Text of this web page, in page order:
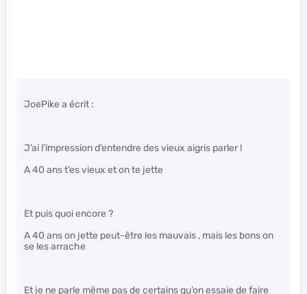
JoePike a écrit :
J’ai l’impression d’entendre des vieux aigris parler !
A 40 ans t’es vieux et on te jette
Et puis quoi encore ?
A 40 ans on jette peut-être les mauvais , mais les bons on
se les arrache
Et je ne parle même pas de certains qu’on essaie de faire